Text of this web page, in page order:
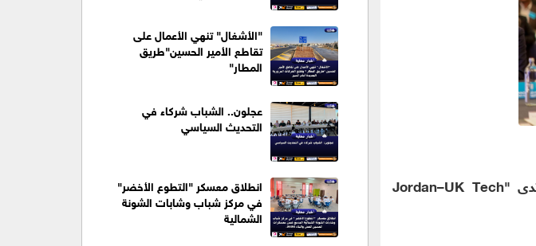
برعاية سمو ولي العهد.. وزارة الاقتصاد الرقمي والريادة تنظّم منتدى "Jordan–UK Tech
"الأشغال" تنهي الأعمال على
تقاطع الأمير الحسين"طريق
المطار"
عجلون.. الشباب شركاء في
التحديث السياسي
انطلاق معسكر "التطوع الأخضر"
في مركز شباب وشابات الشونة
الشمالية